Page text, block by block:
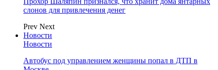
слонов для привлечения денег
Prev Next
Новости
Новости
Автобус под управлением женщины попал в ДТП в